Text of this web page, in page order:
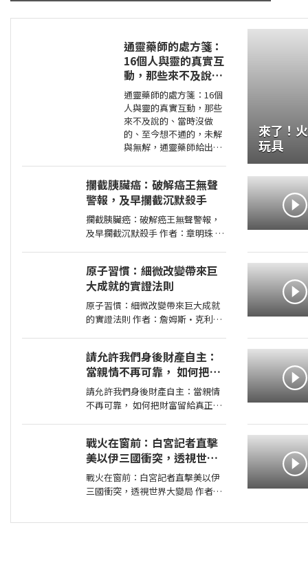
咬的船?.自助餐
通靈藥師的處方箋：
16個人與靈的真實互
動，那些來不及說
的、當時沒做的、至
今想不通的，未解與
無解，通靈藥師給出
處方
通靈藥師的處方箋：16個
人與靈的真實互動，那些
來不及說的、當時沒做
的、至今想不通的，未解
與無解，通靈藥師給出處
2026-01-27 00:00:00 ◎我
兒子很孝順，還
攔截胰臟癌：破解癌王無聲
警報，及早攔截沉默殺手
攔截胰臟癌：破解癌王無聲警報，
及早攔截沉默殺手 作者：章明珠
常，為何仍得胰臟癌？ 台大權威醫
師25年篩檢實證， 鎖定胰臟癌關鍵
1公分，
原子習慣：細微改變帶來巨
大成就的實證法則
原子習慣：細微改變帶來巨大成就
的實證法則 作者：詹姆斯•克利爾
1%，一年後，你會進步37倍；每天
都退步1%，一年後，你會弱化到趨
近於0！你的
請允許我們身後財產自主：
當親情不再可靠， 如何把財
富留給真正值得的人
請允許我們身後財產自主：當親情
不再可靠， 如何把財富留給真正值
00:00:00 當人心失去分寸，再高明
的遺囑規劃也可能成為空談當人性
貪婪暴
戰火在窗前：白宮記者直擊
美以伊三國衝突，透視世界
大變局
戰火在窗前：白宮記者直擊美以伊
三國衝突，透視世界大變局 作者：
來了！火
玩具